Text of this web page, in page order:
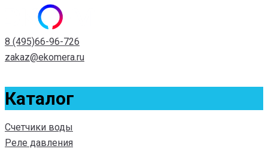
8 (495)66-96-726
zakaz@ekomera.ru
Каталог
Счетчики воды
Реле давления